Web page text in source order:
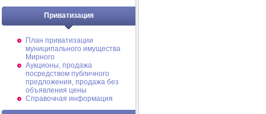
Приватизация
План приватизации
муниципального имущества
Мирного
Аукционы, продажа
посредством публичного
предложения, продажа без
объявления цены
Справочная информация